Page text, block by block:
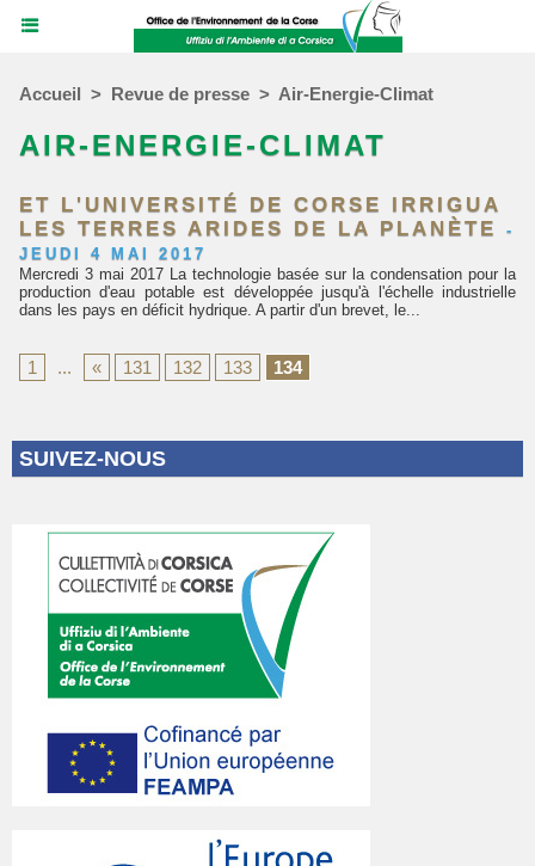
Accueil > Revue de presse > Air-Energie-Climat
AIR-ENERGIE-CLIMAT
ET L'UNIVERSITÉ DE CORSE IRRIGUA
LES TERRES ARIDES DE LA PLANÈTE
-
JEUDI 4 MAI 2017
Mercredi 3 mai 2017 La technologie basée sur la condensation pour la
production d'eau potable est développée jusqu'à l'échelle industrielle
dans les pays en déficit hydrique. A partir d'un brevet, le...
1 ... « 131 132 133 134
SUIVEZ-NOUS